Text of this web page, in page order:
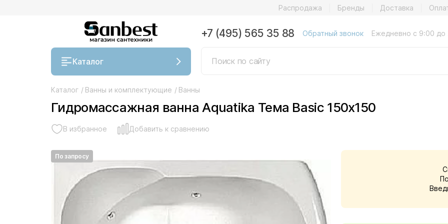
Распродажа Бренды Доставка
Каталог
+7 (495) 565 35 88 Обратный звонок Ежедневно с 9:00 до
Каталог / Ванны и комплектующие / Ванны
Гидромассажная ванна Aquatika Тема Basic 150х150
В избранное Добавить к сравнению
По запросу